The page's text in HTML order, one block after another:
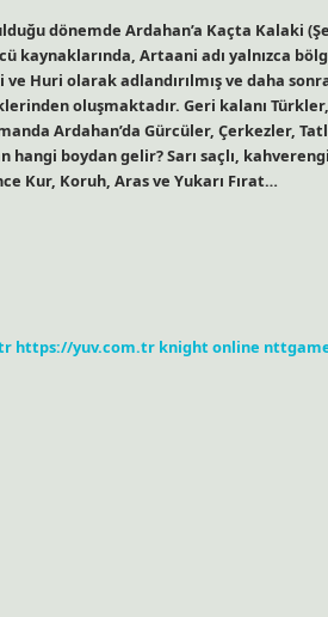
dönemde Ardahan’a Kaçta Kalaki
kaynaklarında, Artaani adı yalnızca
Huri olarak adlandırılmış ve daha
oluşmaktadır. Geri kalanı
Ardahan’da Gürcüler, Çerkezler,
boydan gelir? Sarı saçlı,
Kur, Koruh, Aras ve Yukarı Fırat…
https://yuv.com.tr knight online